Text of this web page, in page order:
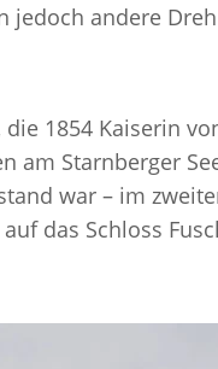
jedoch andere
die 1854 Kaiserin
am Starnberger
war – im
das Schloss